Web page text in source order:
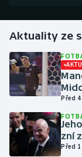
Golf
Gymnastika
Házená
Judo
Aktuality ze
Před 4
zní
Před